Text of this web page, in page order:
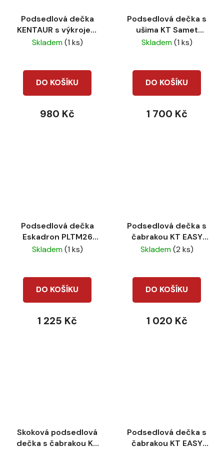
Podsedlová dečka
KENTAUR s výkrojem
tm. modrá
Skladem(1 ks)
DO KOŠÍKU
980 Kč
Podsedlová dečka s
ušima KT Samet
Flower Navy
Skladem(1 ks)
DO KOŠÍKU
1 700 Kč
Podsedlová dečka
Eskadron PLTM26
Cotton VS Pale grey
Skladem(1 ks)
DO KOŠÍKU
1 225 Kč
Podsedlová dečka s
čabrakou KT EASY
Fresh pink
Skladem(2 ks)
DO KOŠÍKU
1 020 Kč
Skoková podsedlová
dečka s čabrakou KT
Podsedlová dečka s
čabrakou KT EASY